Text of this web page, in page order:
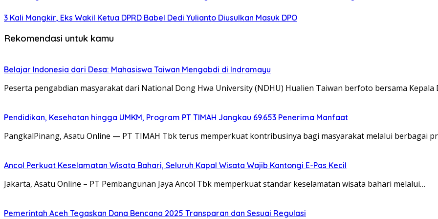
3 Kali Mangkir, Eks Wakil Ketua DPRD Babel Dedi Yulianto Diusulkan Masuk DPO
Rekomendasi untuk kamu
Belajar Indonesia dari Desa: Mahasiswa Taiwan Mengabdi di Indramayu
Peserta pengabdian masyarakat dari National Dong Hwa University (NDHU) Hualien Taiwan berfoto bersama Kepala
Pendidikan, Kesehatan hingga UMKM, Program PT TIMAH Jangkau 69.653 Penerima Manfaat
PangkalPinang, Asatu Online — PT TIMAH Tbk terus memperkuat kontribusinya bagi masyarakat melalui berbagai
Ancol Perkuat Keselamatan Wisata Bahari, Seluruh Kapal Wisata Wajib Kantongi E-Pas Kecil
Jakarta, Asatu Online – PT Pembangunan Jaya Ancol Tbk memperkuat standar keselamatan wisata bahari melalui…
Pemerintah Aceh Tegaskan Dana Bencana 2025 Transparan dan Sesuai Regulasi